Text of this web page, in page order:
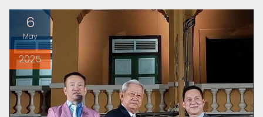
6
May
2025